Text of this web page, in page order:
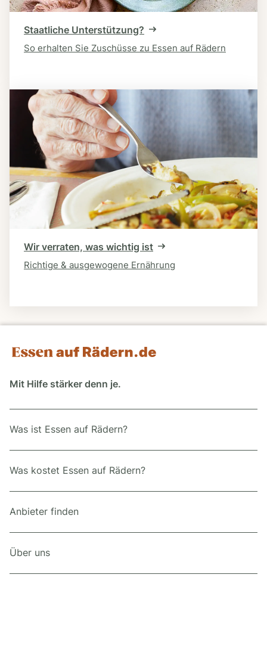
Staatliche Unterstützung?
So erhalten Sie Zuschüsse zu Essen auf Rädern
Wir verraten, was wichtig ist
Richtige & ausgewogene Ernährung
Mit Hilfe stärker denn je.
Was ist Essen auf Rädern?
Was kostet Essen auf Rädern?
Anbieter finden
Über uns